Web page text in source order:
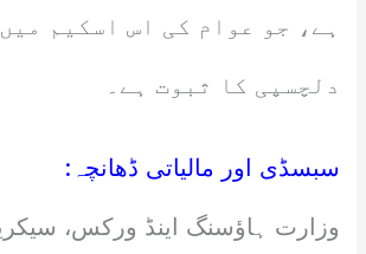
ہے، جو عوام کی اس اسکیم
دلچسپی کا ثبوت ہے۔
سبسڈی اور مالیاتی ڈھانچہ:
وزارت ہاؤسنگ اینڈ ورکس،